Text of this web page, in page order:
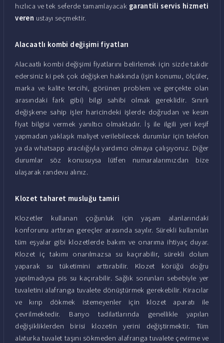
hızlıca ve tek seferde tamamlayacak garantili servis hizmeti
veren ustayı seçmektir.
Alacaatlı kombi değişimi fiyatları
Alacaatlı kombi değişimi fiyatlarını belirlemek için sizde takdir
edersiniz ki pek çok değişken hakkında (işin konumu, ölçüler,
marka ve kalite tercihi, görünen problem ve gerçekte olan
arasındaki fark gibi) bilgi sahibi olmak gereklidir. Sınırlı
değişkene sahip işler haricindeki işlerde doğrudan ve kesin
fiyat bilgisi vermek yanıltıcı olmaktadır. İş ile ilgili yeri keşif
yapmadan yaklaşık maliyet verilebilecek durumlar için telefon
ya da whatsapp aracılığıyla yardımcı olmaya çalışıyoruz. Diğer
durumlar söz konusuysa lütfen numaralarımızdan bize
ulaşarak randevu alınız.
Klozet taharet musluğu tamiri
Klozetler kullanan çoğunluk için yaşam alanlarındaki
konforunu arttıran gereçler arasında sayılır. Sürekli kullanılan
tüm eşyalar gibi klozetlerde bakım ve onarıma ihtiyaç duyar.
Klozet iç takımı onarılmazsa su kaçırabilir, sürekli dolum
yaparak su tüketimini arttırabilir. Klozet körüğü doğru
yapılmadıysa pis su kaçırabilir. Sağlık sorunları sebebiyle yer
tuvaletini alafranga tuvalete dönüştürmek gerekebilir. Kiracılar
ve kırıp dökmek istemeyenler için klozet aparatı ile
çevrilmektedir. Banyo tadilatlarında genellikle yapılan
değişikliklerden birisi klozetin yerini değiştirmektir. Tüm
alaturka tuvalet taşını sökmeden alafranga tuvalete çevirme ve